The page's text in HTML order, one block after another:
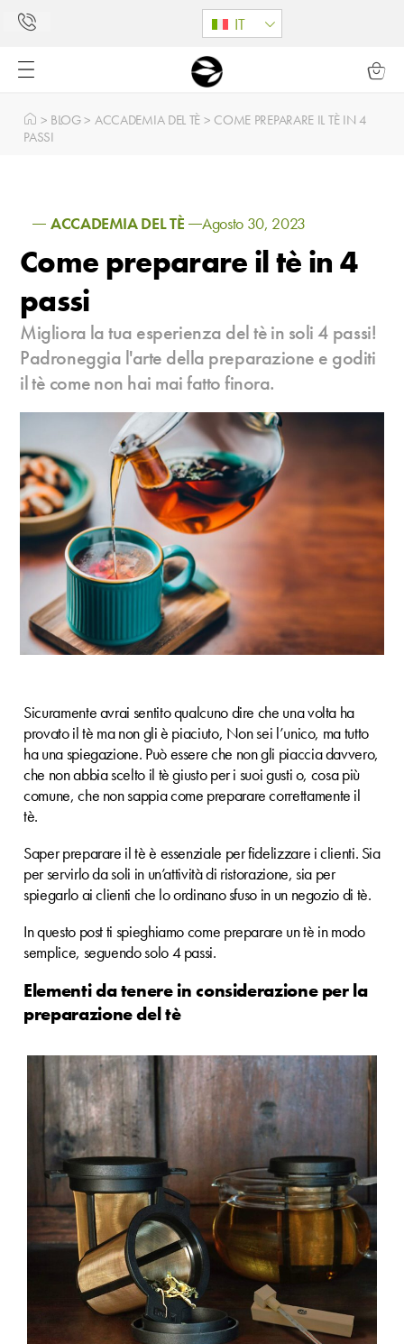
IT
> BLOG> ACCADEMIA DEL TÈ > COME PREPARARE IL TÈ IN 4
PASSI
ACCADEMIA DEL TÈ Agosto 30, 2023
Come preparare il tè in 4
passi
Migliora la tua esperienza del tè in soli 4 passi!
Padroneggia l'arte della preparazione e goditi
il tè come non hai mai fatto finora.
Sicuramente avrai sentito qualcuno dire che una volta ha
provato il tè ma non gli è piaciuto, Non sei l’unico, ma tutto
ha una spiegazione. Può essere che non gli piaccia davvero,
che non abbia scelto il tè giusto per i suoi gusti o, cosa più
comune, che non sappia come preparare correttamente il
tè.
Saper preparare il tè è essenziale per fidelizzare i clienti. Sia
per servirlo da soli in un’attività di ristorazione, sia per
spiegarlo ai clienti che lo ordinano sfuso in un negozio di tè.
In questo post ti spieghiamo come preparare un tè in modo
semplice, seguendo solo 4 passi.
Elementi da tenere in considerazione per la
preparazione del tè